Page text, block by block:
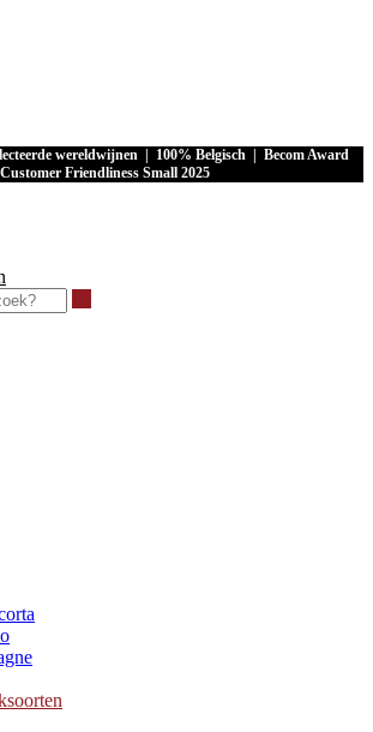
wereldwijnen | 100% Belgisch | Becom Award
Customer Friendliness Small 2025